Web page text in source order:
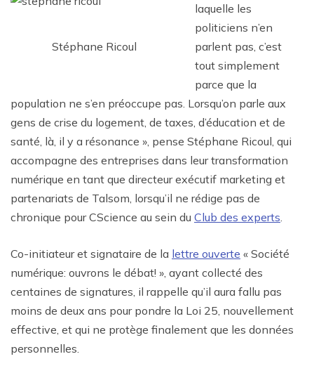
Stéphane Ricoul
laquelle les
politiciens n’en
parlent pas, c’est
tout simplement
parce que la
population ne s’en préoccupe pas. Lorsqu’on parle aux
gens de crise du logement, de taxes, d’éducation et de
santé, là, il y a résonance », pense Stéphane Ricoul, qui
accompagne des entreprises dans leur transformation
numérique en tant que directeur exécutif marketing et
partenariats de Talsom, lorsqu’il ne rédige pas de
chronique pour CScience au sein du Club des experts
Co-initiateur et signataire de la lettre ouverte « Société
numérique: ouvrons le débat! », ayant collecté des
centaines de signatures, il rappelle qu’il aura fallu pas
moins de deux ans pour pondre la Loi 25, nouvellement
effective, et qui ne protège finalement que les données
personnelles.